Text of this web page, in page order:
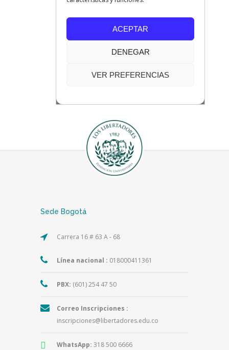
Sede Bogotá
Carrera 16 # 63 A - 68
Línea nacional : 018000411361
PBX: (601) 254 47 50
Correo Inscripciones :
inscripciones@libertadores.edu.co
WhatsApp: 318 500 6666